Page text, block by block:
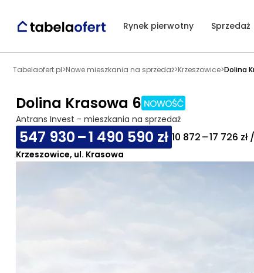
Rynek pierwotny Sprzedaż
Tabelaofert.pl>Nowe mieszkania na sprzedaż>Krzeszowice>Dolina
Dolina Krasowa 6
Antrans Invest - mieszkania na sprzedaż
547 930 – 1 490 590 zł 10 872 – 17 726 zł
Krzeszowice, ul. Krasowa